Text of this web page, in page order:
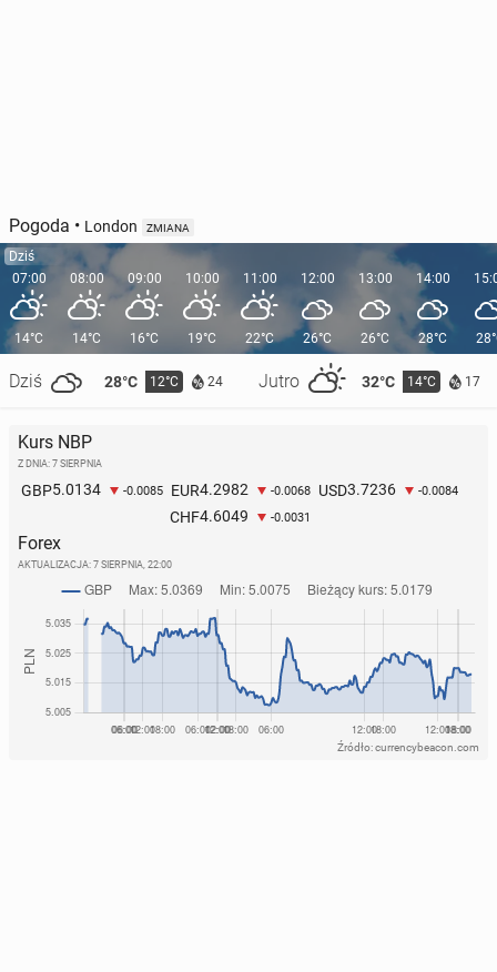
Pogoda • London ZMIANA
Dziś
07:00
14°C
Dziś 28°C 12°C 24 Jutro 32°C 14°C 17
08:00
14°C
09:00
16°C
10:00
19°C
11:00
22°C
12:00
26°C
13:00
26°C
14:00
28°C
Kurs NBP
Z DNIA: 7 SIERPNIA
GBP5.0134 -0.0085 EUR4.2982 -0.0068 USD3.7236 -0.0084
CHF4.6049 -0.0031
Forex
AKTUALIZACJA: 7 SIERPNIA, 22:00
Źródło: currencybeacon.com